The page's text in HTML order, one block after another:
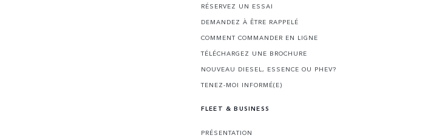
RÉSERVEZ UN ESSAI
DEMANDEZ À ÊTRE RAPPELÉ
COMMENT COMMANDER EN LIGNE
TÉLÉCHARGEZ UNE BROCHURE
NOUVEAU DIESEL, ESSENCE OU PHEV?
TENEZ-MOI INFORMÉ(E)
FLEET & BUSINESS
PRÉSENTATION